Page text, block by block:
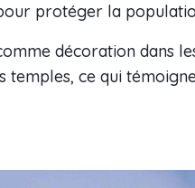
protéger la
décoration dans
ce qui